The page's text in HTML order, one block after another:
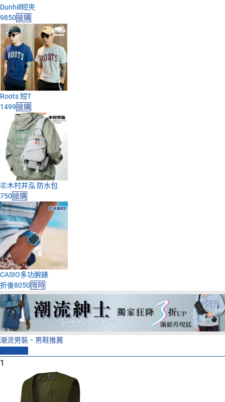
Dunhill短夾
9850搶購
Roots 短T
1499搶購
㊣木村井泓 防水包
750搶購
CASIO多功腕錶
折後8050 限時
潮流男裝、男鞋推薦
流行男裝
1